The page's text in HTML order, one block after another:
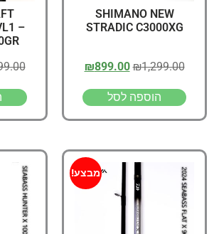
SHIMANO NEW
STRADIC C3000XG
₪1,299.00
₪899.00
הוספה לסל
–
מבצע!